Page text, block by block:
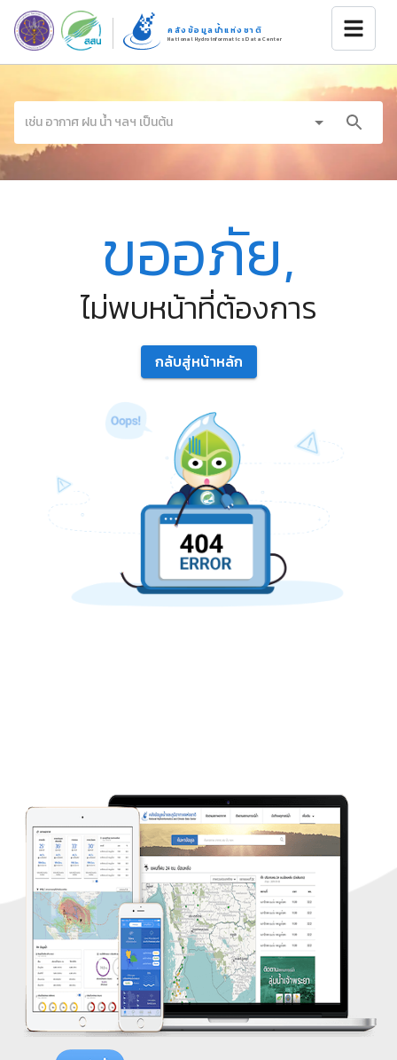
คลังข้อมูลน้ำแห่งชาติ
National Hydroinformatics Data Center
ขออภัย,
ไม่พบหน้าที่ต้องการ
กลับสู่หน้าหลัก